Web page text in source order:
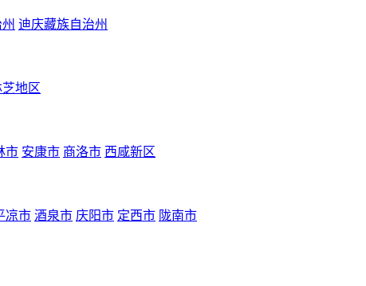
迪庆藏族自治州
地区
市 安康市 商洛市 西咸新区
凉市 酒泉市 庆阳市 定西市 陇南市